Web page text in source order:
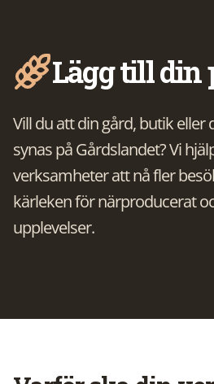
Lägg till din
Vill du att din gård, butik eller
synas på Gårdslandet? Vi
verksamheter att nå fler
kärleken för närproducerat
upplevelser.